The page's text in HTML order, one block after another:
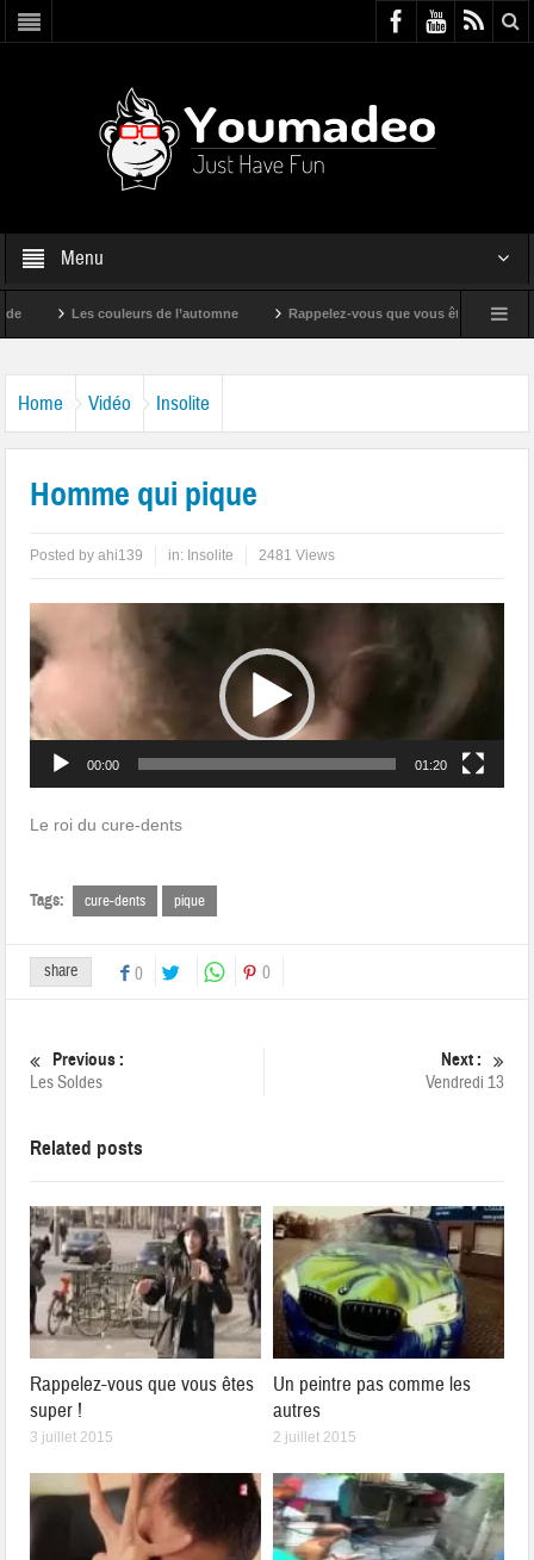
Menu
Les couleurs de l’automne Rappelez-vous que vous êtes super !
Home Vidéo Insolite
Homme qui pique
Posted byahi139 in: Insolite 2481 Views
Lecteur
vidéo
00:00 01:20
Le roi du cure-dents
Tags: cure-dents pique
share 0 0
Previous :
Les Soldes
Next :
Vendredi 13
Related posts
Rappelez-vous que vous êtes
super !
3 juillet 2015
Un peintre pas comme les
autres
2 juillet 2015